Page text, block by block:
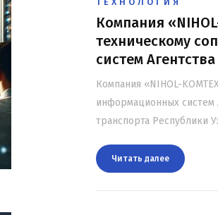
Компания
техническому
систем
Компания «NIHOL-
информационных систем
транспорта Республики
Читать далee